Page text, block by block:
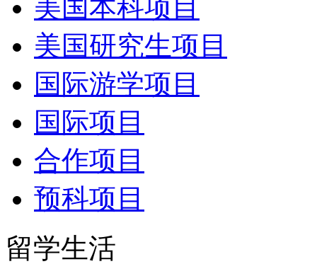
美国本科项目
美国研究生项目
国际游学项目
国际项目
合作项目
预科项目
留学生活